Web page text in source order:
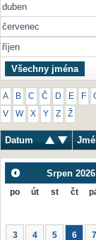
duben
červenec
říjen
Všechny jména
A B C Č D E F
V W X Y Z Ž
Datum
Srpen 2026
po út st čt
3 4 5 6 7